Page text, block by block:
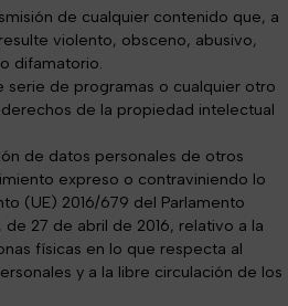
de cualquier contenido que, a
violento, obsceno, abusivo,
difamatorio.
serie de programas o cualquier otro
de la propiedad intelectual
de datos personales de otros
expreso o contraviniendo lo
(UE) 2016/679 del Parlamento
27 de abril de 2016, relativo a la
físicas en lo que respecta al
y a la libre circulación de los